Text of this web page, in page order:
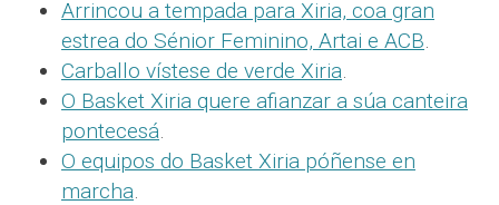
Arrincou a tempada para Xiria, coa gran
estrea do Sénior Feminino, Artai e ACB.
Carballo vístese de verde Xiria.
O Basket Xiria quere afianzar a súa canteira
pontecesá.
O equipos do Basket Xiria póñense en
marcha.